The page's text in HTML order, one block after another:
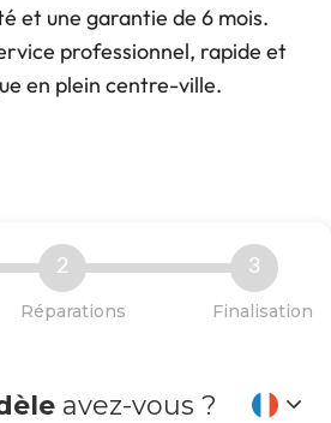
et une garantie de 6 mois.
professionnel, rapide et
en plein centre-ville.
2
Réparations
3
Finalisation
avez-vous ?